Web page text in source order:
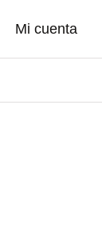
Mi cuenta